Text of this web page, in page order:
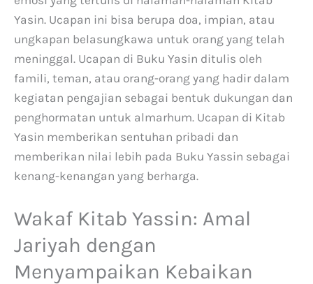
Yasin. Ucapan ini bisa berupa doa, impian, atau
ungkapan belasungkawa untuk orang yang telah
meninggal. Ucapan di Buku Yasin ditulis oleh
famili, teman, atau orang-orang yang hadir dalam
kegiatan pengajian sebagai bentuk dukungan dan
penghormatan untuk almarhum. Ucapan di Kitab
Yasin memberikan sentuhan pribadi dan
memberikan nilai lebih pada Buku Yassin sebagai
kenang-kenangan yang berharga.
Wakaf Kitab Yassin: Amal
Jariyah dengan
Menyampaikan Kebaikan